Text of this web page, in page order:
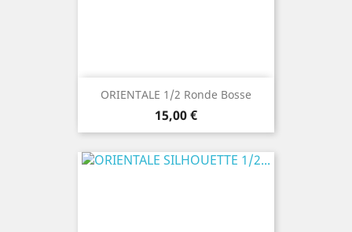
ORIENTALE 1/2 Ronde Bosse
Precio
15,00 €